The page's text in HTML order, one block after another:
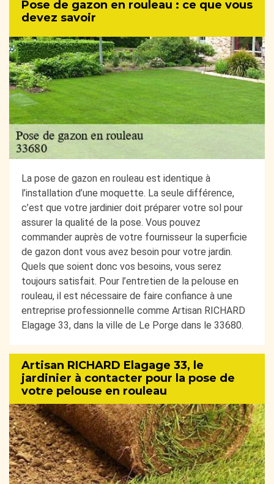
Pose de gazon en rouleau : ce que vous
devez savoir
La pose de gazon en rouleau est identique à
l’installation d’une moquette. La seule différence,
c’est que votre jardinier doit préparer votre sol pour
assurer la qualité de la pose. Vous pouvez
commander auprès de votre fournisseur la superficie
de gazon dont vous avez besoin pour votre jardin.
Quels que soient donc vos besoins, vous serez
toujours satisfait. Pour l’entretien de la pelouse en
rouleau, il est nécessaire de faire confiance à une
entreprise professionnelle comme Artisan RICHARD
Elagage 33, dans la ville de Le Porge dans le 33680.
Artisan RICHARD Elagage 33, le
jardinier à contacter pour la pose de
votre pelouse en rouleau